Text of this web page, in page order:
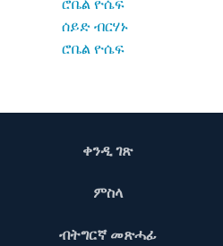
ሰይድ ብርሃኑ
ሮቤል ዮሴፍ
ቀንዲ ገጽ
ምስላ
ብትግርኛ መጽሓፊ